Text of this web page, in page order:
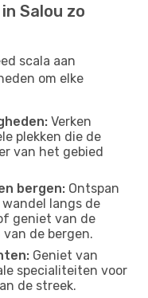
Salou zo
scala aan
om elke
Verken
plekken die de
van het gebied
bergen: Ontspan
langs de
geniet van de
de bergen.
Geniet van
specialiteiten voor
de streek.